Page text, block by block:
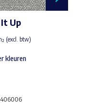
Up
(excl. btw)
kleuren